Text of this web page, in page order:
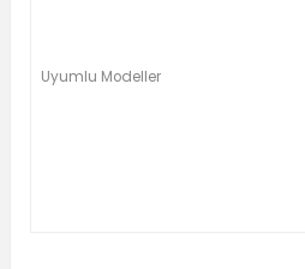
Uyumlu Modeller